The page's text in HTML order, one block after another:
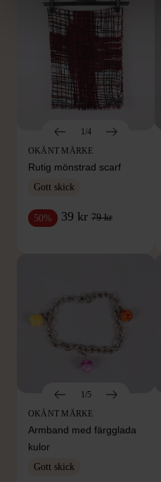
1/4
OKÄNT MÄRKE
Rutig mönstrad scarf
Gott skick
50% 39 kr 79 kr
1/5
OKÄNT MÄRKE
Armband med färgglada
kulor
Gott skick